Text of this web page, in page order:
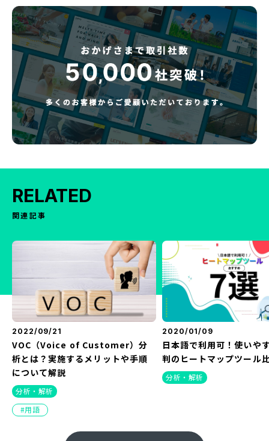
RELATED
関連記事
2022/09/21
VOC（Voice of Customer）分
析とは？実施するメリットや手順
について解説
分析・解析
用語
2020/01/09
日本語で利用可！使いや
判のヒートマップツール
分析・解析